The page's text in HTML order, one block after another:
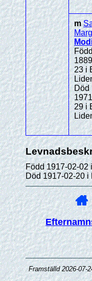
m
23 i
Död
29 i
Född 1917-02-02
Död 1917-02-20 i
Framställd 2026-07-